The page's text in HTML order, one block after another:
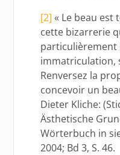
[2] « Le beau est
cette bizarrerie
particulièrement
immatriculation,
Renversez la
concevoir un
Dieter Kliche:
Ästhetische
Wörterbuch in
2004; Bd 3, S. 46.